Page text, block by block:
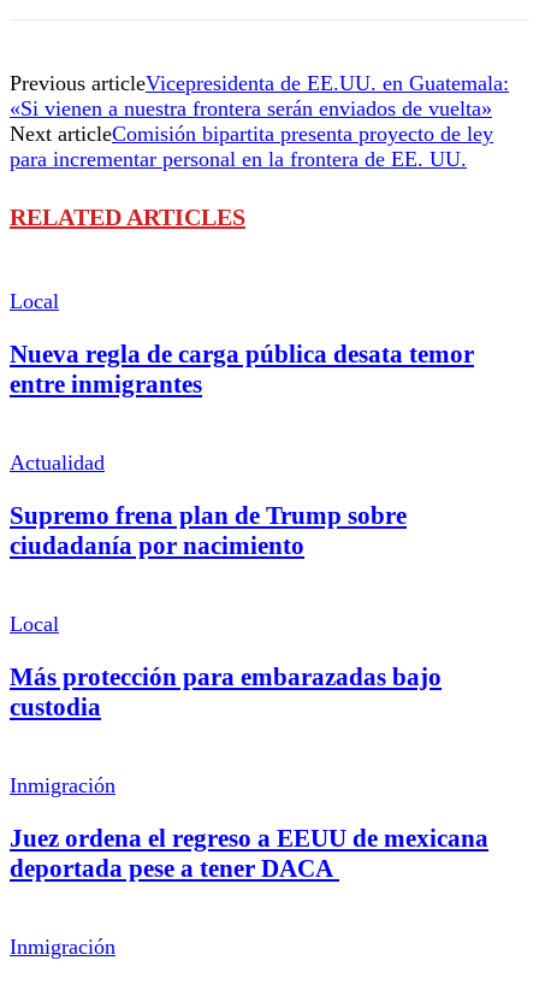
Previous articleVicepresidenta de EE.UU. en Guatemala:
«Si vienen a nuestra frontera serán enviados de vuelta»
Next articleComisión bipartita presenta proyecto de ley
para incrementar personal en la frontera de EE. UU.
RELATED ARTICLES
Local
Nueva regla de carga pública desata temor
entre inmigrantes
Actualidad
Supremo frena plan de Trump sobre
ciudadanía por nacimiento
Local
Más protección para embarazadas bajo
custodia
Inmigración
Juez ordena el regreso a EEUU de mexicana
deportada pese a tener DACA
Inmigración